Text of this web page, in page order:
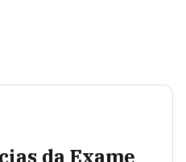
da Exame